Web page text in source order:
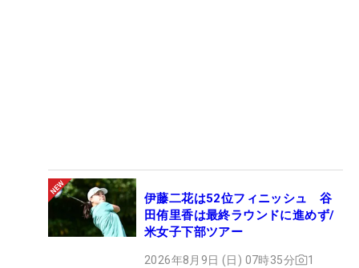
伊藤二花は52位フィニッシュ 谷
田侑里香は最終ラウンドに進めず/
米女子下部ツアー
2026年8月9日 (日) 07時35分 1